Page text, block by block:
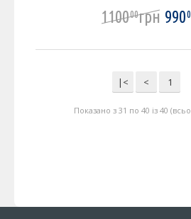
110000грн 990
|< < 1
Показано з 31 по 40 із 40